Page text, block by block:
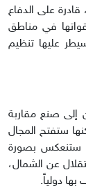
قادرة على الدفاع
في مناطق
عليها تنظيم
إلى صنع مقاربة
ستفتح المجال
ستنعكس بصورة
عن الشمال،
دولياً.